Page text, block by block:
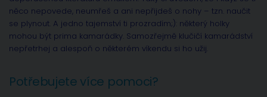
něco nepovede, neumřeš a ani nepřijdeš o nohy – tzn. naučit
se plynout. A jedno tajemství ti prozradím;): některý holky
mohou být prima kamarádky. Samozřejmě klučičí kamarádství
nepřetrhej a alespoň o některém víkendu si ho užij.
Potřebujete více pomoci?